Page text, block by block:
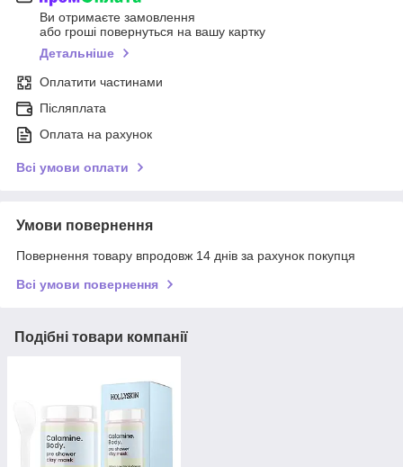
Ви отримаєте замовлення
або гроші повернуться на вашу картку
Детальніше
Оплатити частинами
Післяплата
Оплата на рахунок
Всі умови оплати
Умови повернення
Повернення товару впродовж 14 днів за рахунок покупця
Всі умови повернення
Подібні товари компанії